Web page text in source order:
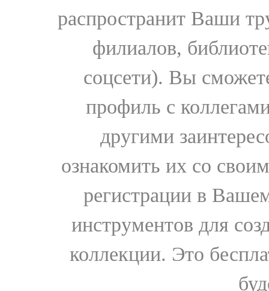
распространит Ваши
филиалов,
соцсети). Вы
профиль с
другими
ознакомить их со
регистрации в
инструментов для
коллекции. Это